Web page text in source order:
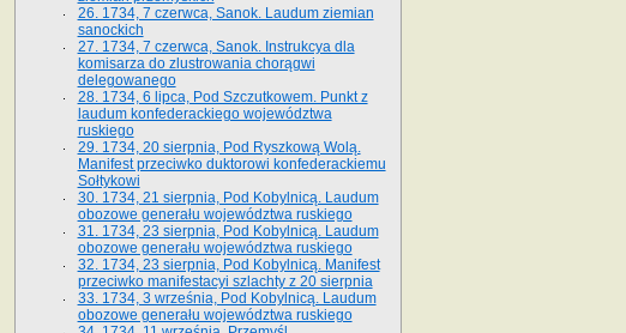
26. 1734, 7 czerwca, Sanok. Laudum ziemian
sanockich
27. 1734, 7 czerwca, Sanok. Instrukcya dla
komisarza do zlustrowania chorągwi
delegowanego
28. 1734, 6 lipca, Pod Szczutkowem. Punkt z
laudum konfederackiego województwa
ruskiego
29. 1734, 20 sierpnia, Pod Ryszkową Wolą.
Manifest przeciwko duktorowi konfederackiemu
Sołtykowi
30. 1734, 21 sierpnia, Pod Kobylnicą. Laudum
obozowe generału województwa ruskiego
31. 1734, 23 sierpnia, Pod Kobylnicą. Laudum
obozowe generału województwa ruskiego
32. 1734, 23 sierpnia, Pod Kobylnicą. Manifest
przeciwko manifestacyi szlachty z 20 sierpnia
33. 1734, 3 września, Pod Kobylnicą. Laudum
obozowe generału województwa ruskiego